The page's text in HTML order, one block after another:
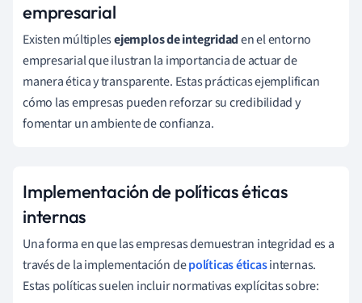
empresarial
Existen múltiplesejemplos de integridaden el entorno
empresarial que ilustran la importancia de actuar de
manera ética y transparente. Estas prácticas ejemplifican
cómo las empresas pueden reforzar su credibilidad y
fomentar un ambiente de confianza.
Implementación de políticas éticas
internas
Una forma en que las empresas demuestran integridad es a
través de la implementación depolíticas éticasinternas.
Estas políticas suelen incluir normativas explícitas sobre: